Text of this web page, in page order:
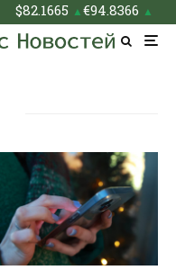
$82.1665 ▲€94.8366 ▲